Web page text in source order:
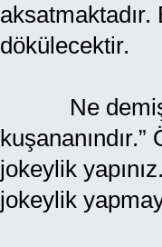
aksatmaktadır.
dökülecektir.
Ne demiş
jokeylik
jokeylik